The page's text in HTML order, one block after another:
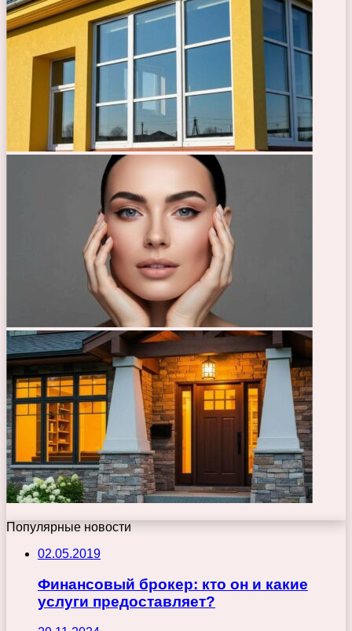
Популярные новости
02.05.2019
Финансовый брокер: кто он и какие
услуги предоставляет?